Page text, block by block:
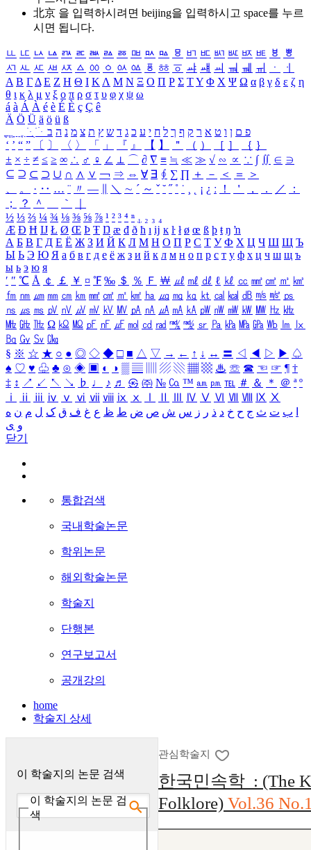
北京 을 입력하시려면 beijing을 입력하시고 space를 누르
시면 됩니다.
ㅥ ㅦ ㅧ ㅨ ㅩ ㅪ ㅫ ㅬ ㅭ ㅮ ㅯ ㅰ ㅱ ㅲ ㅳ ㅴ ㅵ ㅶ ㅷ ㅸ
ㅹ
ㅺ ㅻ ㅼ ㅽ ㅾ ㅿ ㆀ ㆁ ㆂ ㆃ ㆄ ㆅ ㆆ ㆇ ㆈ ㆉ ㆊ ㆋ ㆌ ㆍ
ㆎ
Α Β ΓΔ Ε Ζ Η Θ Ι ΚΛ Μ Ν Ξ Ο Π Ρ Σ ΤΥ Φ Χ Ψ Ω α β γ δ ε ζ η
θ ι κ λ μ ν ξ ο π ρ σ τ υ φ χ ψ ω
á à Á À é è É È ç Ç ê
Ä Ö Ü ä ö ü ß
ִֶֹ ֻּ ׁׂ פ ם ן ו ט א ר ק ף ך ל ח י ע כ ג ד ש ץ ת צ מ נ ה ב
‘ ’ “ ” 〔 〕 〈 〉 「 」 『 』 【 】 ＂ （ ） ［ ］ ｛ ｝
± × ÷ ≠ ≤ ≥ ∞ ∴ ♂ ♀ ∠ ⊥ ⌒ ∂ ∇ ≡ ≒ ≪ ≫ √ ∽ ∝ ∵ ∫ ∬ ∈ ∋
⊆ ⊇ ⊂ ⊃ ∪ ∩ ∧ ∨ ￢ ⇒ ⇔ ∀ ∃ ∮ ∑ ∏ ＋ － ＜ ＝
＞
、
。 · ‥ … ¨ 〃 ― ＼ ∼ ´ ～ ˇ ˘ ˝ ˚ ˙ ¸ ¡ ¿ ː ！ ＇ ， ． ／
：
；
？ ＾ ｀
½ ⅓ ⅔ ¼ ¾ ⅛ ⅜ ⅝ ⅞ ¹ ² ³ ⁴ ⁿ ₁ ₂ ₃ ₄
Æ Ð Ħ Ĳ Ł Ø Œ Þ Ŧ Ŋ æ đ ð ħ ı ĳ ĸ ŀ ł ø œ ß þ ŧ ŋ ŉ
А Б В Г Д Е Ё Ж З И Й К Л М Н О П Р С Т У Ф Х Ц Ч Ш Щ Ъ
Ы Ь Э Ю Я а б в г д е ё ж з и й к л м н о п р с т у ф х ц ч ш щ ъ
ы ь э ю я
′ ″ ℃ Å ￠ ￡ ￥ ¤ ℉ ‰ ＄ ％ Ｆ ￦ ㎕ ㎖ ㎗ ℓ ㎘ ㏄ ㎣ ㎤ ㎥ ㎦
㎙ ㎚ ㎛ ㎜ ㎝ ㎞ ㎟ ㎠ ㎡ ㎢ ㏊ ㎍ ㎎ ㎏ ㏏ ㎈ ㎉ ㏈ ㎧ ㎨ ㎰
㎱ ㎲ ㎳ ㎴ ㎵ ㎶ ㎷ ㎸ ㎹ ㎀ ㎁ ㎂ ㎃ ㎄ ㎺ ㎻ ㎽ ㎾ ㎿ ㎐ ㎑
㎒ ㎓ ㎔ Ω ㏀ ㏁ ㎊ ㎋ ㎌ ㏖ ㏅ ㎭ ㎮ ㎯ ㏛ ㎩ ㎪ ㎫ ㎬ ㏝ ㏐
㏓
㏃ ㏉ ㏜ ㏆
§ ※ ☆ ★ ○ ● ◎ ◇ ◆ □ ■ △ ▽ → ← ↑ ↓ ↔ 〓 ◁ ◀ ▷ ▶ ♤
♠ ♡ ♥ ♧ ♣ ⊙ ◈ ▣ ◐ ◑ ▒ ▤ ▨ ▧ ▦ ▩ ♨ ☏ ☎ ☜ ☞ ¶ †
‡ ↕ ↗ ↙ ↖ ↘ ♭ ♩ ♪ ♬ ㉿ ㈜ № ㏇ ™ ㏂ ㏘ ℡ ＃ ＆ ＊ ＠ ª º
ⅰ
ⅱ ⅲ ⅳ ⅴ ⅵ ⅶ ⅷ ⅸ ⅹ Ⅳ Ⅴ Ⅵ Ⅶ Ⅷ Ⅸ Ⅹ
ب ت ث ج ح خ د ذ ر ز س ش ص ض ط ظ ع غ ف ق ک ل م ن ه
و ی
닫기
통합검색
국내학술논문
학위논문
해외학술논문
학술지
단행본
연구보고서
공개강의
home
학술지 상세
이 학술지의 논문 검색
이 학술지의 논문 검
색
관심학술지
한국민속학 : (The
Folklore) Vol.36